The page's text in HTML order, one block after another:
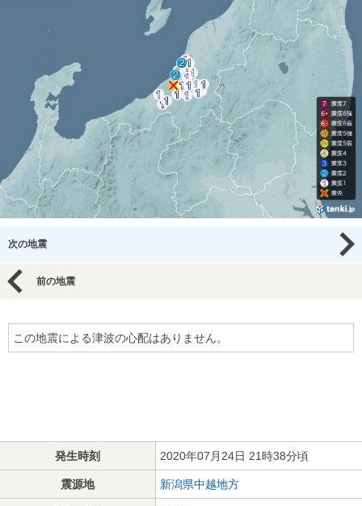
次の地震
前の地震
この地震による津波の心配はありません。
発生時刻 2020年07月24日 21時38分頃
震源地 新潟県中越地方